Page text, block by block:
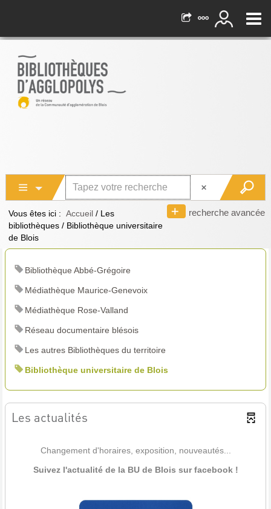
recherche avancée
Vous êtes ici : Accueil / Les
bibliothèques / Bibliothèque universitaire
de Blois
Bibliothèque Abbé-Grégoire
Médiathèque Maurice-Genevoix
Médiathèque Rose-Valland
Réseau documentaire blésois
Les autres Bibliothèques du territoire
Bibliothèque universitaire de Blois
Les actualités
Changement d'horaires, exposition, nouveautés...
Suivez l'actualité de la BU de Blois sur facebook !